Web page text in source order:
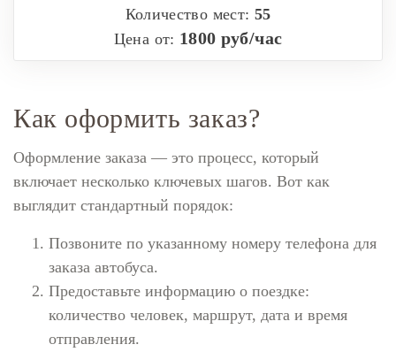
Количество мест: 55
Цена от: 1800 руб/час
Как оформить заказ?
Оформление заказа — это процесс, который
включает несколько ключевых шагов. Вот как
выглядит стандартный порядок:
Позвоните по указанному номеру телефона для
заказа автобуса.
Предоставьте информацию о поездке:
количество человек, маршрут, дата и время
отправления.